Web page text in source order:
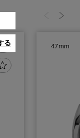
47mm
る